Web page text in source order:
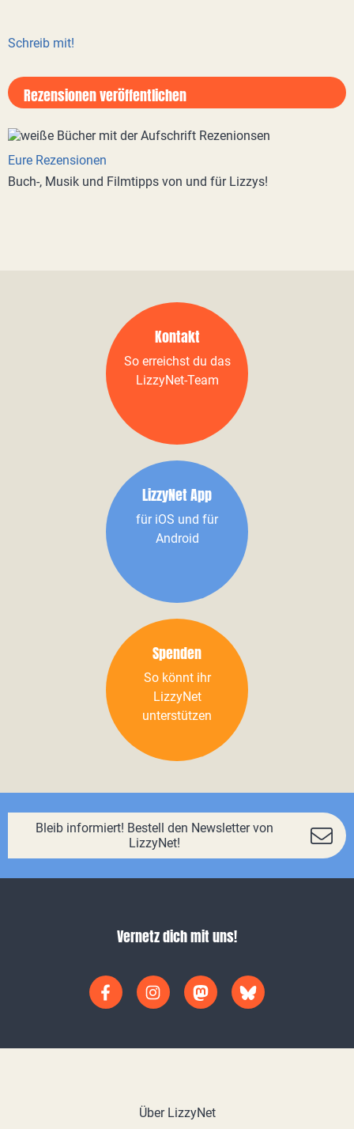
Schreib mit!
Rezensionen veröffentlichen
Eure Rezensionen
Buch-, Musik und Filmtipps von und für Lizzys!
Kontakt
So erreichst du das
LizzyNet-Team
LizzyNet App
für iOS und für
Android
Spenden
So könnt ihr
LizzyNet
unterstützen
Bleib informiert! Bestell den Newsletter von
LizzyNet!
Vernetz dich mit uns!
Über LizzyNet